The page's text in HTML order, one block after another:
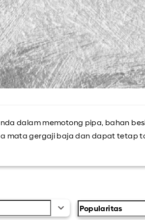
dalam memotong pipa, bahan
mata gergaji baja dan dapat tetap